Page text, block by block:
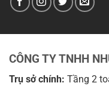
CÔNG TY TNHH
Trụ sở chính: Tầng 2